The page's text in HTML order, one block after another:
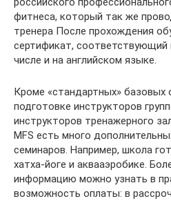
фитнеса, который так же
тренера После прохождения
сертификат, соответствующий
числе и на английском языке.
Кроме «стандартных»
подготовке инструкторов
инструкторов тренажерного
MFS есть много
семинаров. Например, школа
хатха-йоге и аквааэробике.
информацию можно узнать в
возможность оплаты: в